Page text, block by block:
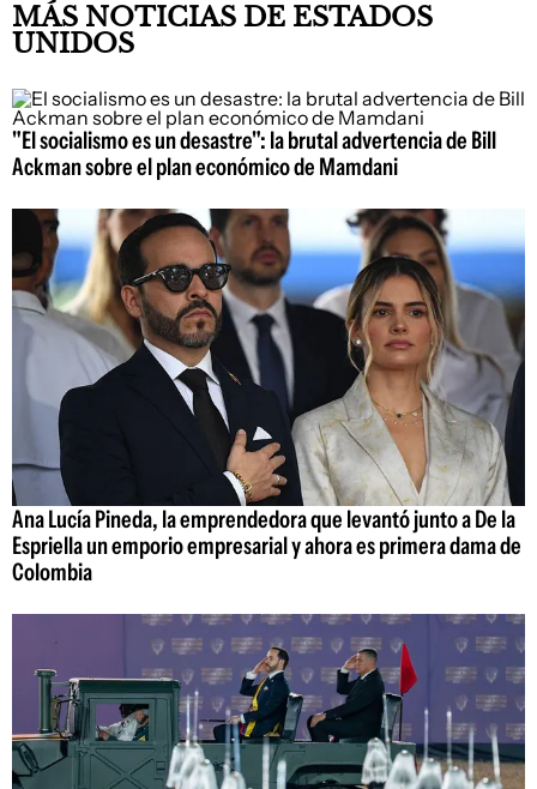
MÁS NOTICIAS DE ESTADOS
UNIDOS
"El socialismo es un desastre": la brutal advertencia de Bill
Ackman sobre el plan económico de Mamdani
Ana Lucía Pineda, la emprendedora que levantó junto a De la
Espriella un emporio empresarial y ahora es primera dama de
Colombia